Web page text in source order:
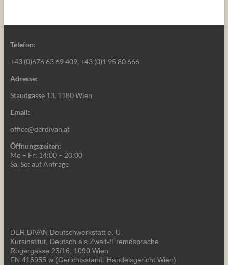
Telefon:
+43 (0)676 63 69 409, +43 (0)1 95 80 666
Adresse:
Staudgasse 13, 1180 Wien
Email:
office@derdivan.at
Öffnungszeiten:
Mo – Fr: 14:00 – 20:00
Sa, So: auf Anfrage
DER DIVAN Deutschwerkstatt e. U.
Kursinstitut, Deutsch als Zweit-/Fremdsprache
Rögergasse 23/16, 1090 Wien
FN 416955 w (Gerichtsstand: Handelsgericht Wien)